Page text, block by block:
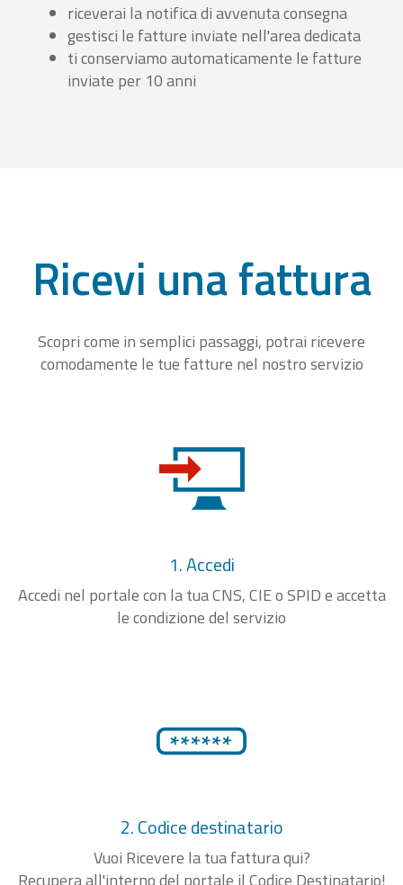
riceverai la notifica di avvenuta consegna
gestisci le fatture inviate nell'area dedicata
ti conserviamo automaticamente le fatture
inviate per 10 anni
Ricevi una fattura
Scopri come in semplici passaggi, potrai ricevere
comodamente le tue fatture nel nostro servizio
1. Accedi
Accedi nel portale con la tua CNS, CIE o SPID e accetta
le condizione del servizio
2. Codice destinatario
Vuoi Ricevere la tua fattura qui?
Recupera all'interno del portale il Codice Destinatario!